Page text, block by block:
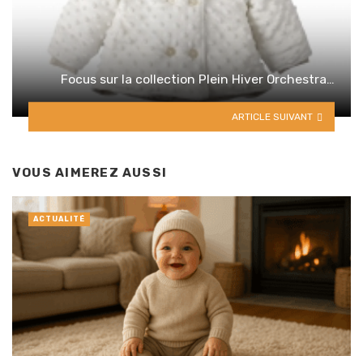
Focus sur la collection Plein Hiver Orchestra…
ARTICLE SUIVANT
VOUS AIMEREZ AUSSI
ACTUALITÉ